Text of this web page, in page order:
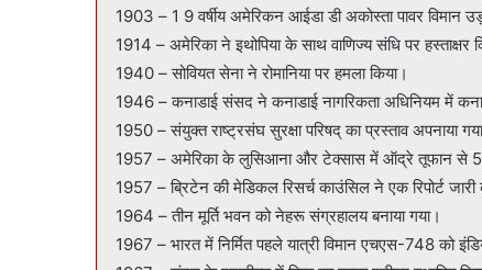
1903 – 1 9 वर्षीय अमेरिकन आईडा डी अकोस्ता पावर विमान
1914 – अमेरिका ने इथोपिया के साथ वाणिज्य संधि पर हस्ताक्षर
1940 – सोवियत सेना ने रोमानिया पर हमला किया।
1946 – कनाडाई संसद ने कनाडाई नागरिकता अधिनियम में
1950 – संयुक्त राष्ट्रसंघ सुरक्षा परिषद् का प्रस्ताव अपनाया
1957 – अमेरिका के लुसिआना और टेक्सास में ऑद्रे तूफान से
1957 – ब्रिटेन की मेडिकल रिसर्च काउंसिल ने एक रिपोर्ट
1964 – तीन मूर्ति भवन को नेहरू संग्रहालय बनाया गया।
1967 – भारत में निर्मित पहले यात्री विमान एचएस-748 को